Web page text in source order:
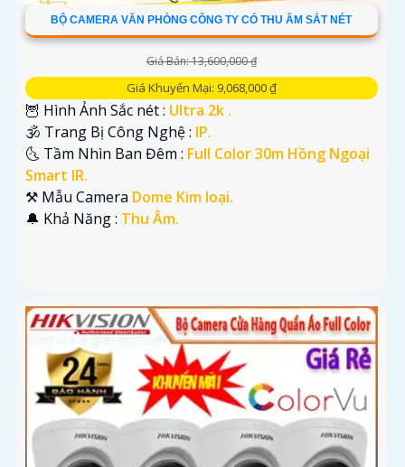
BỘ CAMERA VĂN PHÒNG CÔNG TY CÓ THU ÂM SẮT NÉT
Giá Bán: 13,600,000 ₫
Giá Khuyến Mại: 9,068,000 ₫
🦉 Hình Ảnh Sắc nét : Ultra 2k .
🕉️ Trang Bị Công Nghệ : IP.
🌜 Tầm Nhìn Ban Đêm : Full Color 30m Hồng Ngoại
Smart IR.
⚒ Mẫu Camera Dome Kim loại.
️🔔 Khả Năng : Thu Âm.